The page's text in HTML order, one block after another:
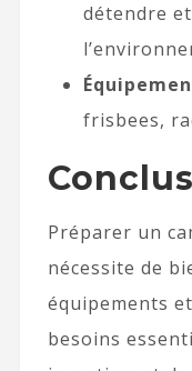
détendre
frisbees,
Préparer un
nécessite de
équipements
besoins